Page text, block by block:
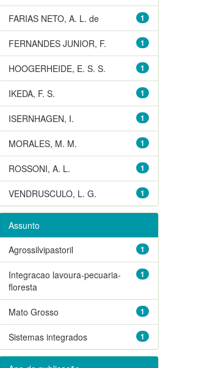
1
FARIAS NETO, A. L. de
1
FERNANDES JUNIOR, F.
1
HOOGERHEIDE, E. S. S.
1
IKEDA, F. S.
1
ISERNHAGEN, I.
1
MORALES, M. M.
1
ROSSONI, A. L.
1
VENDRUSCULO, L. G.
Assunto
1
Agrossilvipastoril
1
Integracao lavoura-pecuaria-
floresta
1
Mato Grosso
1
Sistemas integrados